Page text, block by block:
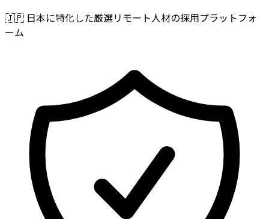
🇯🇵 日本に特化した厳選リモート人材の採用プラットフォ
ーム